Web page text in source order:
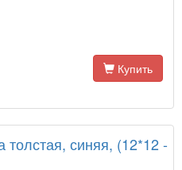
Купить
толстая, синяя, (12*12 -